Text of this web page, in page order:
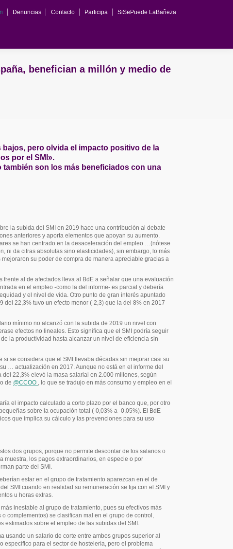
Denuncias Contacto Participa SiSePuede LaBañeza
benefician a millón y medio de
pero olvida el impacto positivo de la
por el SMI».
también son los más beneficiados con una
la subida del SMI en 2019 hace una contribución al debate
anteriores y aporta elementos que apoyan su aumento.
se han centrado en la desaceleración del empleo …(nótese
ni da cifras absolutas sino elasticidades), sin embargo, lo más
su poder de compra de manera apreciable gracias a
frente al de afectados lleva al BdE a señalar que una evaluación
en el empleo -como la del informe- es parcial y debería
y el nivel de vida. Otro punto de gran interés apuntado
del 22,3% tuvo un efecto menor (-2,3) que la del 8% en 2017
mínimo no alcanzó con la subida de 2019 un nivel con
efectos no lineales. Esto significa que el SMI podría seguir
la productividad hasta alcanzar un nivel de eficiencia sin
si se considera que el SMI llevaba décadas sin mejorar casi su
… actualización en 2017. Aunque no está en el informe del
22,3% elevó la masa salarial en 2.000 millones, según
de @CCOO , lo que se tradujo en más consumo y empleo en el
el impacto calculado a corto plazo por el banco que, por otro
sobre la ocupación total (-0,03% a -0,05%). El BdE
que implica su cálculo y las prevenciones para su uso
dos grupos, porque no permite descontar de los salarios o
muestra, los pagos extraordinarios, en especie o por
parte del SMI.
estar en el grupo de tratamiento aparezcan en el de
SMI cuando en realidad su remuneración se fija con el SMI y
u horas extras.
inestable al grupo de tratamiento, pues su efectivos más
complementos) se clasifican mal en el grupo de control,
estimados sobre el empleo de las subidas del SMI.
usando un salario de corte entre ambos grupos superior al
específico para el sector de hostelería, pero el problema